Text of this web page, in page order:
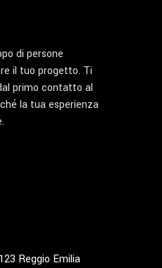
di persone
il tuo progetto. Ti
primo contatto al
la tua esperienza
Reggio Emilia